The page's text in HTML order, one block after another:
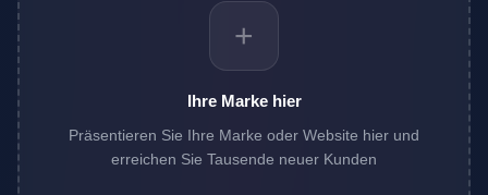
+
Ihre Marke hier
Präsentieren Sie Ihre Marke oder Website hier und
erreichen Sie Tausende neuer Kunden